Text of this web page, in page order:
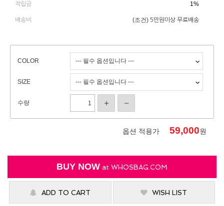
적립금 1%
배송비 (조건) 5만원이상 무료배송
COLOR
SIZE
수량
옵션 적용가 59,000원
BUY NOW at WHOSBAG.COM
ADD TO CART WISH LIST